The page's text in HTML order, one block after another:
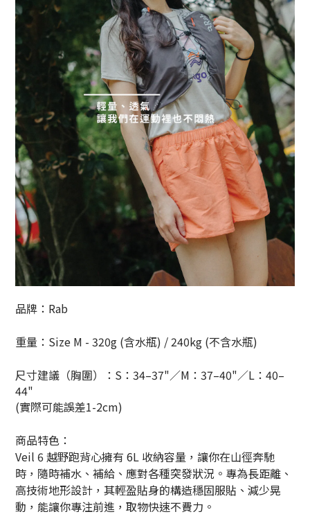
品牌：Rab
重量：Size M - 320g (含水瓶) / 240kg (不含水瓶)
尺寸建議（胸圍）： S ： 34–37"／M ： 37–40"／L ： 40–
44"
(實際可能誤差1-2cm)
商品特色：
Veil 6 越野跑背心擁有 6L 收納容量，讓你在山徑奔馳
時，隨時補水、補給、應對各種突發狀況。專為長距離、
高技術地形設計，其輕盈貼身的構造穩固服貼、減少晃
動，能讓你專注前進，取物快速不費力。